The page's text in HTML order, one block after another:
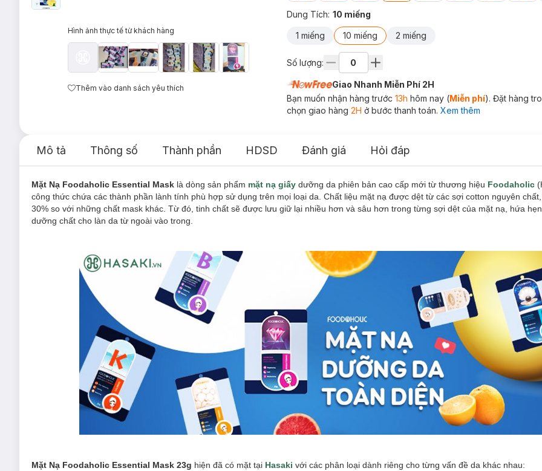
Hình ảnh thực tế từ khách hàng
Thêm vào danh sách yêu thích
Dung Tích: 10 miếng
1 miếng 10 miếng 2 miếng
Số lượng:
Giao Nhanh Miễn Phí 2H
Bạn muốn nhận hàng trước 13h hôm nay (Miễn phí). Đặt hàng
chọn giao hàng 2H ở bước thanh toán. Xem thêm
Mô tả Thông số Thành phần HDSD Đánh giá Hỏi đáp
Mặt Nạ Foodaholic Essential Mask là dòng sản phẩm mặt nạ giấy dưỡng da phiên bản cao cấp mới từ thương hiệu Foodaholic
công thức chứa các thành phần lành tính phù hợp sử dụng trên mọi loại da. Chất liệu mặt nạ được dệt từ các sợi cotton nguyên
30% so với những chất mask khác. Từ đó, tinh chất sẽ được lưu giữ lại nhiều hơn và sâu hơn trong từng sợi dệt của mặt nạ, hứa
dưỡng chất cho làn da từ ngoài vào trong.
Mặt Nạ Foodaholic Essential Mask 23g hiện đã có mặt tại Hasaki với các phân loại dành riêng cho từng vấn đề da khác nhau: